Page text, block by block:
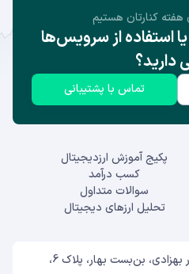
هفته کنارتان هستیم
از سرویس‌ها
دارید؟
تماس با پشتیبانی
پکیج آموزش ارزدیجیتال
کسب درآمد
سوالات متداول
تحلیل ارزهای دیجیتال
آدرس: تهران، زعفرانیه، بلوار بهزادی، بن‌بست بهار، پلاک 6،